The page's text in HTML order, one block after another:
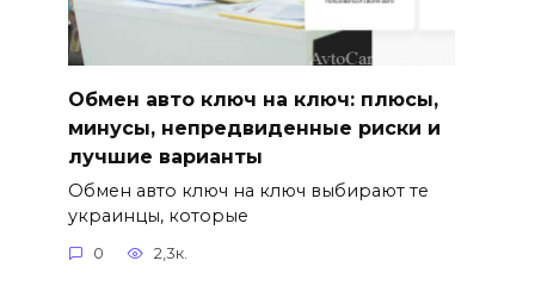
Обмен авто ключ на ключ: плюсы,
минусы, непредвиденные риски и
лучшие варианты
Обмен авто ключ на ключ выбирают те
украинцы, которые
0 2,3к.